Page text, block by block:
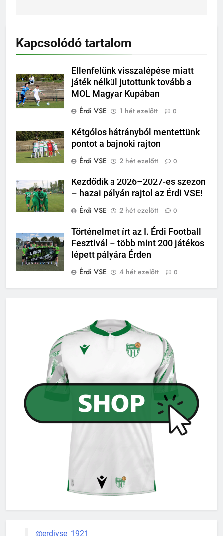
Kapcsolódó tartalom
Ellenfelünk visszalépése miatt
játék nélkül jutottunk tovább a
MOL Magyar Kupában
Érdi VSE
1 hét ezelőtt 0
Kétgólos hátrányból mentettünk
pontot a bajnoki rajton
Érdi VSE
2 hét ezelőtt 0
Kezdődik a 2026–2027-es szezon
– hazai pályán rajtol az Érdi VSE!
Érdi VSE
2 hét ezelőtt 0
Történelmet írt az I. Érdi Football
Fesztivál – több mint 200 játékos
lépett pályára Érden
Érdi VSE
4 hét ezelőtt 0
@erdivse_1921